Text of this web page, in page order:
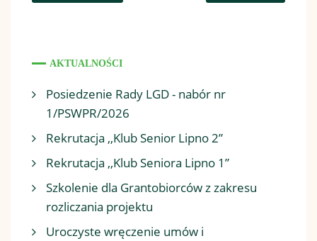
AKTUALNOŚCI
Posiedzenie Rady LGD - nabór nr
1/PSWPR/2026
Rekrutacja ,,Klub Senior Lipno 2”
Rekrutacja ,,Klub Seniora Lipno 1”
Szkolenie dla Grantobiorców z zakresu
rozliczania projektu
Uroczyste wręczenie umów i